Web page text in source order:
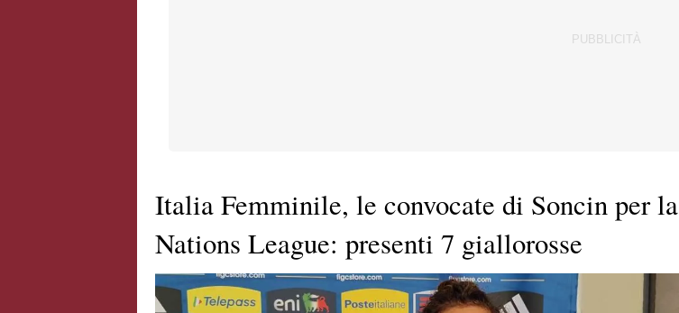
Italia Femminile, le convocate di Soncin per la
Nations League: presenti 7 giallorosse